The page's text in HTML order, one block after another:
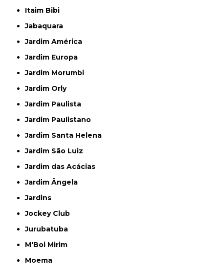
Itaim Bibi
Jabaquara
Jardim América
Jardim Europa
Jardim Morumbi
Jardim Orly
Jardim Paulista
Jardim Paulistano
Jardim Santa Helena
Jardim São Luiz
Jardim das Acácias
Jardim Ângela
Jardins
Jockey Club
Jurubatuba
M'Boi Mirim
Moema